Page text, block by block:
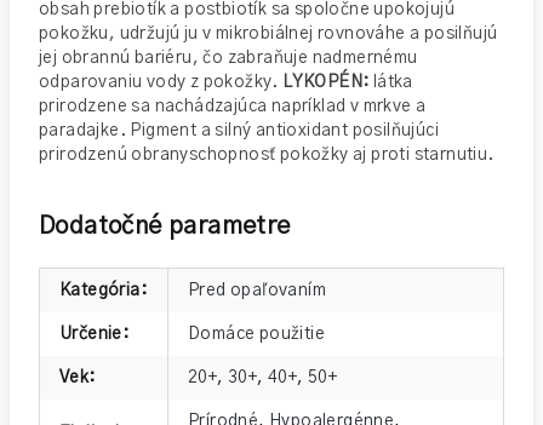
obsah prebiotík a postbiotík sa spoločne upokojujú
pokožku, udržujú ju v mikrobiálnej rovnováhe a posilňujú
jej obrannú bariéru, čo zabraňuje nadmernému
odparovaniu vody z pokožky. LYKOPÉN: látka
prirodzene sa nachádzajúca napríklad v mrkve a
paradajke. Pigment a silný antioxidant posilňujúci
prirodzenú obranyschopnosť pokožky aj proti starnutiu.
Dodatočné parametre
Kategória : Pred opaľovaním
Určenie : Domáce použitie
Vek: 20+, 30+,40+, 50+
Prírodné, Hypoalergénne,